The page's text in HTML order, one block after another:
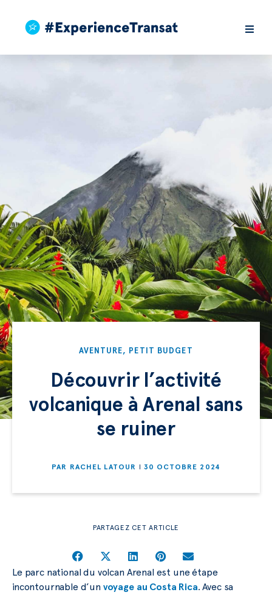
AVENTURE, PETIT BUDGET
Découvrir l’activité
volcanique à Arenal sans
se ruiner
PAR RACHEL LATOUR 30 OCTOBRE 2024
PARTAGEZ CET ARTICLE
Le parc national du volcan Arenal est une étape
incontournable d’un voyage au Costa Rica. Avec sa